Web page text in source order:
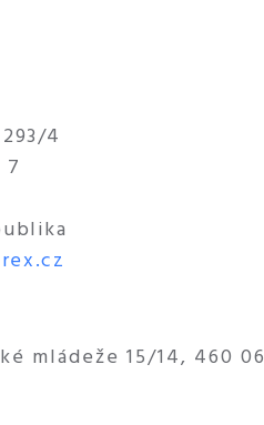
4
mládeže 15/14, 460 06